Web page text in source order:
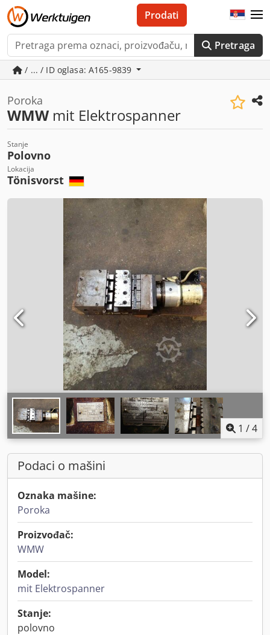
Pretraga
Prodati
/ ... / ID oglasa: A165-9839
Poroka
WMW mit Elektrospanner
Stanje
Polovno
Lokacija
Tönisvorst
1 /4
Podaci o mašini
Oznaka mašine:
Poroka
Proizvođač:
WMW
Model:
mit Elektrospanner
Stanje:
polovno